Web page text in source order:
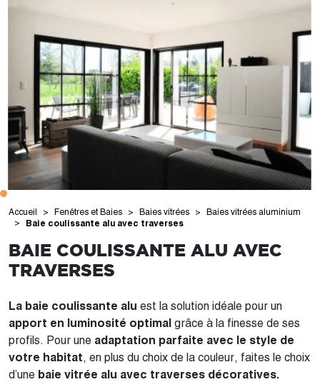
Accueil Fenêtres et Baies Baies vitrées Baies vitrées aluminium
Baie coulissante alu avec traverses
BAIE COULISSANTE ALU AVEC
TRAVERSES
La baie coulissante alu est la solution idéale pour un
apport en luminosité optimal grâce à la finesse de ses
profils. Pour une adaptation parfaite avec le style de
votre habitat, en plus du choix de la couleur, faites le choix
d’une baie vitrée alu avec traverses décoratives.